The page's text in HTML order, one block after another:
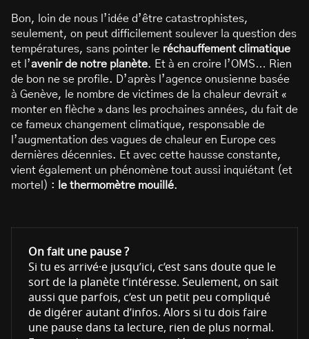
Bon, loin de nous l’idée d’être catastrophistes,
seulement, on peut difficilement soulever la question des
températures, sans pointer le réchauffement climatique
et l’avenir de notre planète. Et à en croire l’OMS… Rien
de bon ne se profile. D’après l’agence onusienne basée
à Genève, le nombre de victimes de la chaleur devrait «
monter en flèche » dans les prochaines années, du fait de
ce fameux changement climatique, responsable de
l’augmentation des vagues de chaleur en Europe ces
dernières décennies. Et avec cette hausse constante,
vient également un phénomène tout aussi inquiétant (et
mortel) :
le thermomètre mouillé.
On fait une pause ?
Si tu es arrivé·e jusqu’ici, c’est sans doute que le
sort de la planète t’intéresse. Seulement, on sait
aussi que parfois, c’est un petit peu compliqué
de digérer autant d’infos. Alors si tu dois faire
une pause dans ta lecture, rien de plus normal.